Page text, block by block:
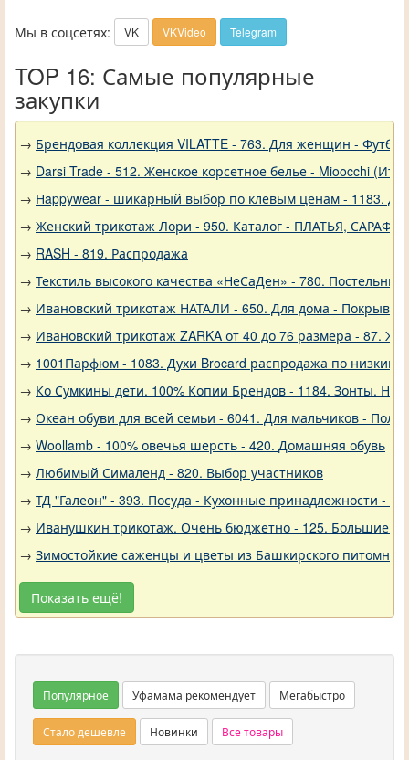
Мы в соцсетях: VK VKVideo Telegram
TOP 16: Самые популярные
закупки
→ Брендовая коллекция VILATTE - 763. Для женщин -
→ Darsi Trade - 512. Женское корсетное белье - Mioocchi
→ Нappywear - шикарный выбор по клевым ценам - 1183.
→ Женский трикотаж Лори - 950. Каталог - ПЛАТЬЯ,
→ RASH - 819. Распродажа
→ Текстиль высокого качества «НеСаДен» - 780.
→ Ивановский трикотаж НАТАЛИ - 650. Для дома -
→ Ивановский трикотаж ZARKA от 40 до 76 размера - 87.
→ 1001Парфюм - 1083. Духи Brocard распродажа по низким
→ Ко Сумкины дети. 100% Копии Брендов - 1184. Зонты.
→ Океан обуви для всей семьи - 6041. Для мальчиков -
→ Woollamb - 100% овечья шерсть - 420. Домашняя обувь
→ Любимый Сималенд - 820. Выбор участников
→ ТД "Галеон" - 393. Посуда - Кухонные принадлежности -
→ Иванушкин трикотаж. Очень бюджетно - 125. Большие
→ Зимостойкие саженцы и цветы из Башкирского
Показать ещё!
Популярное Уфамама рекомендует Мегабыстро
Стало дешевле Новинки Все товары